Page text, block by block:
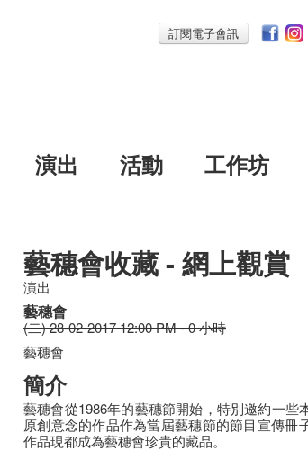
訂閱電子會訊
演出 活動
工作坊
藝穗會收藏 - 網上觀賞
演出
藝穗會
(二) 28-02-2017 12:00 PM - 0 小時
藝穗會
簡介
藝穗會從1986年的藝穗節開始，特別邀約一些
原創意念的作品作為當屆藝穗節的節目宣傳冊
作品現都成為藝穗會珍貴的藏品。